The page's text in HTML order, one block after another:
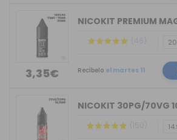
3,35€
(46)
Recíbelo el martes 11
(150)